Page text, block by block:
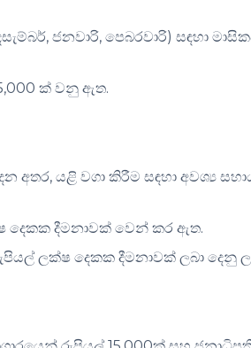
ජනවාරි, පෙබරවාරි) සඳහා
ක් වනු ඇත.
අතර, යළි වගා කිරීම සඳහා අවශ්‍ය
දෙකක දීමනාවක් වෙන් කර ඇත.
ලක්ෂ දෙකක දීමනාවක් ලබා දෙනු